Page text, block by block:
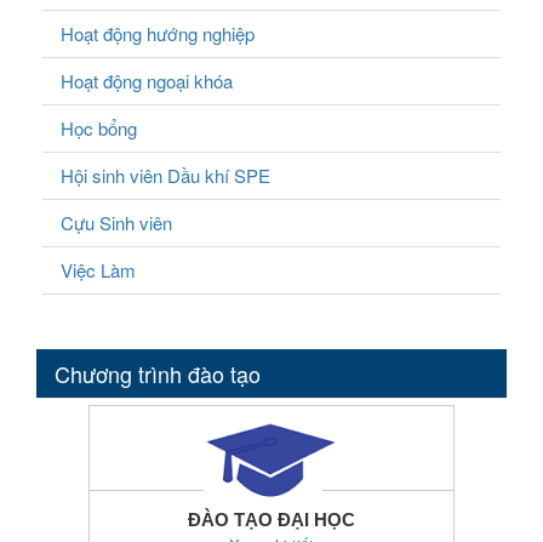
Hoạt động hướng nghiệp
Hoạt động ngoại khóa
Học bổng
Hội sinh viên Dầu khí SPE
Cựu Sinh viên
Việc Làm
Chương trình đào tạo
ĐÀO TẠO ĐẠI HỌC